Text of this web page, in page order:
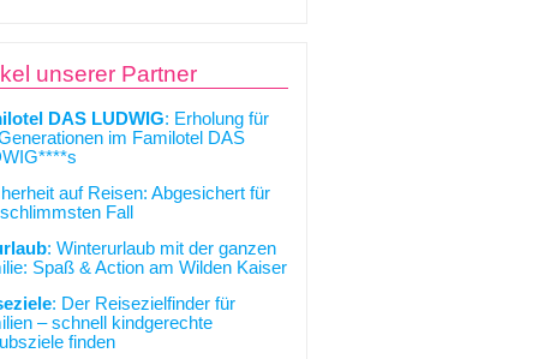
unserer Partner
DAS LUDWIG: Erholung für
im Familotel DAS
auf Reisen: Abgesichert für
Fall
: Winterurlaub mit der ganzen
Spaß & Action am Wilden Kaiser
: Der Reisezielfinder für
– schnell kindgerechte
finden